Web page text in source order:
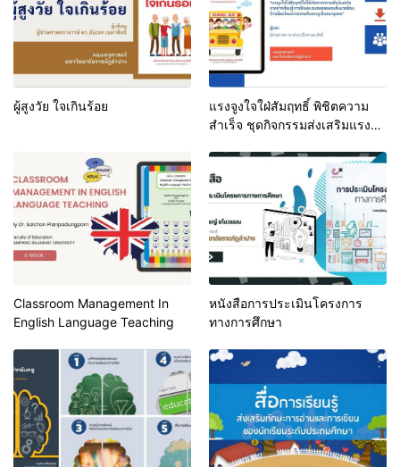
ผู้สูงวัย ใจเกินร้อย
แรงจูงใจใฝ่สัมฤทธิ์ พิชิตความ
สำเร็จ ชุดกิจกรรมส่งเสริมแรง
ระดับประถมศึกษา
Classroom Management In
English Language Teaching
หนังสือการประเมินโครงการ
ทางการศึกษา